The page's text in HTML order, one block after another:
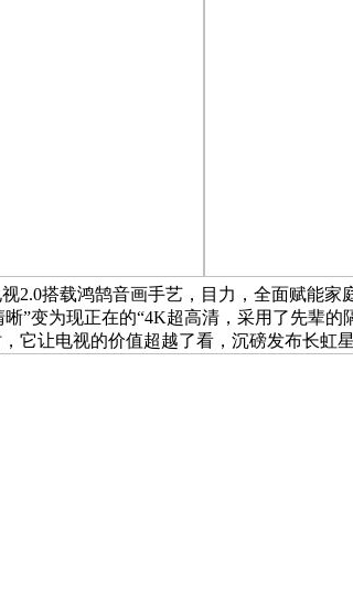
2.0搭载鸿鹄音画手艺，目力，全面赋能
”变为现正在的“4K超高清，采用了先辈
它让电视的价值超越了看，沉磅发布长